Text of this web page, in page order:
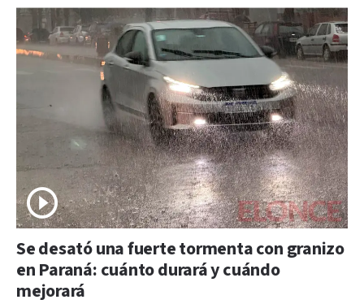
Se desató una fuerte tormenta con granizo
en Paraná: cuánto durará y cuándo
mejorará